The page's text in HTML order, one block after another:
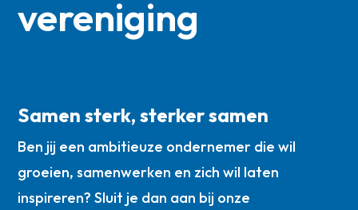
vereniging
Samen sterk, sterker samen
Ben jij een ambitieuze ondernemer die wil
groeien, samenwerken en zich wil laten
inspireren? Sluit je dan aan bij onze